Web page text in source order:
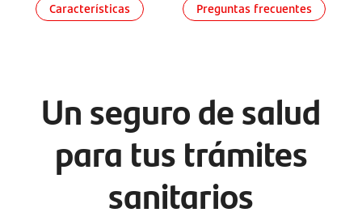
Características Preguntas frecuentes
Un seguro de salud
para tus trámites
sanitarios